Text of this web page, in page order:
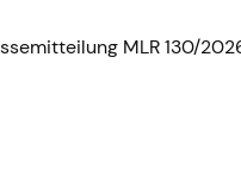
MLR 130/